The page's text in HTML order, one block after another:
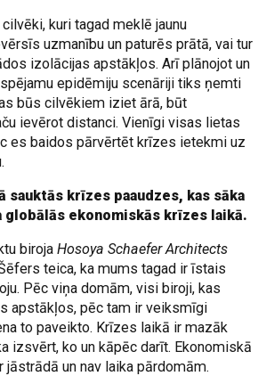
kuri tagad meklē jaunu
uzmanību un paturēs prātā, vai tur
izolācijas apstākļos. Arī plānojot un
epidēmiju scenāriji tiks ņemti
būs cilvēkiem iziet ārā, būt
ievērot distanci. Vienīgi visas lietas
es baidos pārvērtēt krīzes ietekmi uz
sauktās krīzes paaudzes, kas sāka
globālās ekonomiskās krīzes laikā.
birojaHosoya Schaefer Architects
teica, ka mums tagad ir īstais
Pēc viņa domām, visi biroji, kas
apstākļos, pēc tam ir veiksmīgi
to paveikto. Krīzes laikā ir mazāk
izsvērt, ko un kāpēc darīt. Ekonomiskā
jāstrādā un nav laika pārdomām.